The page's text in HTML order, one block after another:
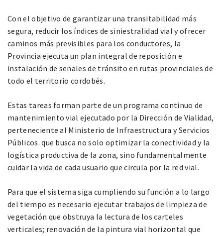
Con el objetivo de garantizar una transitabilidad más
segura, reducir los índices de siniestralidad vial y ofrecer
caminos más previsibles para los conductores, la
Provincia ejecuta un plan integral de reposición e
instalación de señales de tránsito en rutas provinciales de
todo el territorio cordobés.
Estas tareas forman parte de un programa continuo de
mantenimiento vial ejecutado por la Dirección de Vialidad,
perteneciente al Ministerio de Infraestructura y Servicios
Públicos. que busca no solo optimizar la conectividad y la
logística productiva de la zona, sino fundamentalmente
cuidar la vida de cada usuario que circula por la red vial.
Para que el sistema siga cumpliendo su función a lo largo
del tiempo es necesario ejecutar trabajos de limpieza de
vegetación que obstruya la lectura de los carteles
verticales; renovación de la pintura vial horizontal que